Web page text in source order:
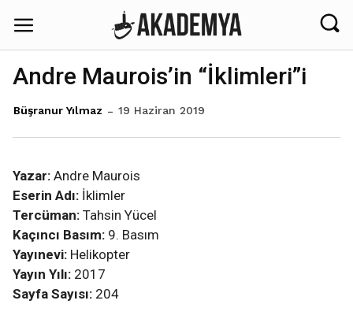
Andre Maurois’in “İklimleri”i
Büşranur Yılmaz 19 Haziran 2019
Yazar: Andre Maurois
Eserin Adı: İklimler
Tercüman: Tahsin Yücel
Kaçıncı Basım: 9. Basım
Yayınevi: Helikopter
Yayın Yılı: 2017
Sayfa Sayısı: 204